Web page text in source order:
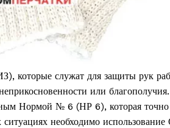
которые служат для защиты рук
или
Нормой № 6 (НР 6), которая точно
необходимо